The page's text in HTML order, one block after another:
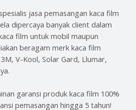
jasa pemasangan kaca film
dipercaya banyak client dalam
film untuk mobil maupun
beragam merk kaca film
V-Kool, Solar Gard, Llumar,
garansi produk kaca film 100%
pemasangan hingga 5 tahun!